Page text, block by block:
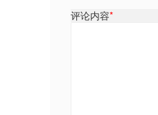
评论内容*